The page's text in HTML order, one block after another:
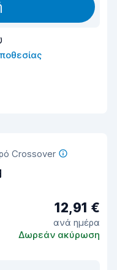
Crossover
12,91 €
ανά ημέρα
Δωρεάν ακύρωση